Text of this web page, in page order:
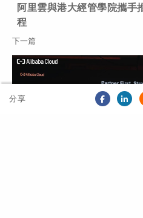
分享
阿里雲與港大經管學院攜手
程
下一篇